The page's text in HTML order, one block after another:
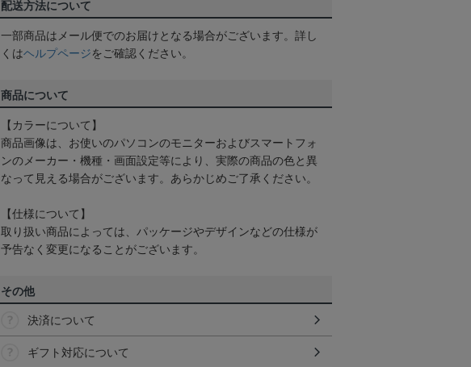
配送方法について
一部商品はメール便でのお届けとなる場合がございます。詳し
くはヘルプページをご確認ください。
商品について
【カラーについて】
商品画像は、お使いのパソコンのモニターおよびスマートフォ
ンのメーカー・機種・画面設定等により、実際の商品の色と異
なって見える場合がございます。あらかじめご了承ください。
【仕様について】
取り扱い商品によっては、パッケージやデザインなどの仕様が
予告なく変更になることがございます。
その他
決済について
ギフト対応について